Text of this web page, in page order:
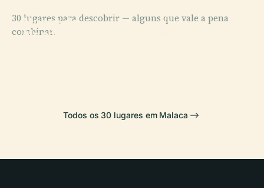
30 lugares para descobrir — alguns que vale a pena
combinar.
Museu do
Mundo Malaio e
PLACE
PLACE
Todos os 30 lugares em Malaca